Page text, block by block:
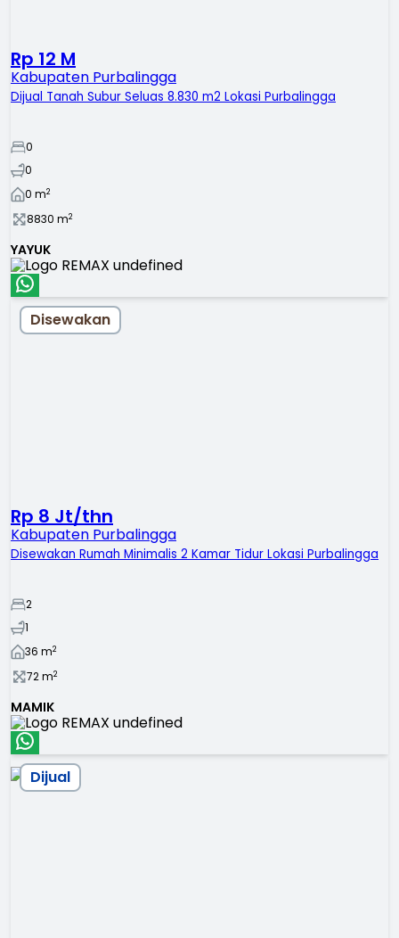
Rp 12 M
Kabupaten Purbalingga
Dijual Tanah Subur Seluas 8.830 m2 Lokasi Purbalingga
0
0
0 m2
8830 m2
YAYUK
Disewakan
Rp 8 Jt/thn
Kabupaten Purbalingga
Disewakan Rumah Minimalis 2 Kamar Tidur Lokasi Purbalingga
2
1
36 m2
72m2
MAMIK
Dijual